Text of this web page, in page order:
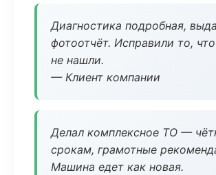
Диагностика подробная,
фотоотчёт. Исправили то,
не нашли.
— Клиент компании
Делал комплексное ТО —
срокам, грамотные
Машина едет как новая.